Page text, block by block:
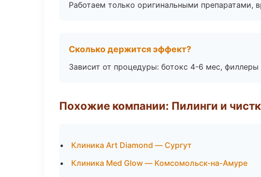
Работаем только оригинальными
Сколько держится эффект?
Зависит от процедуры: ботокс 4-6 мес,
Похожие компании: Пилинги и
Клиника Art Diamond — Сургут
Клиника Med Glow — Комсомольск-на-Амуре